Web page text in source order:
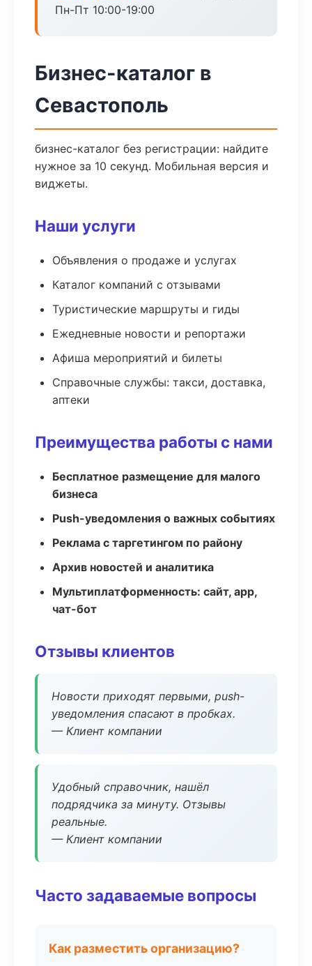
Пн-Пт 10:00-19:00
Бизнес-каталог в
Севастополь
бизнес-каталог без регистрации: найдите
нужное за 10 секунд. Мобильная версия и
виджеты.
Наши услуги
Объявления о продаже и услугах
Каталог компаний с отзывами
Туристические маршруты и гиды
Ежедневные новости и репортажи
Афиша мероприятий и билеты
Справочные службы: такси, доставка,
аптеки
Преимущества работы с нами
Бесплатное размещение для малого
бизнеса
Push-уведомления о важных событиях
Реклама с таргетингом по району
Архив новостей и аналитика
Мультиплатформенность: сайт, app,
чат-бот
Отзывы клиентов
Новости приходят первыми, push-
уведомления спасают в пробках.
— Клиент компании
Удобный справочник, нашёл
подрядчика за минуту. Отзывы
реальные.
— Клиент компании
Часто задаваемые вопросы
Как разместить организацию?